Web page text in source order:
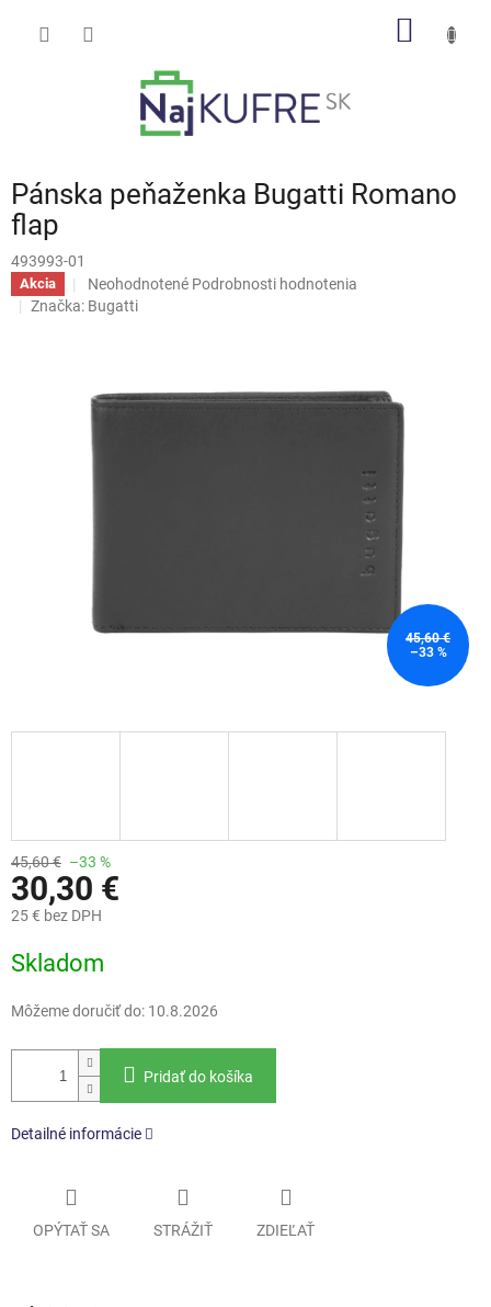
Pánska peňaženka Bugatti Romano
flap
493993-01
Akcia
Priemerné
hodnotenie
5
hviezdičiek.
Neohodnotené Podrobnosti hodnotenia
Značka: Bugatti
45,60 €
–33 %
45,60 € –33 %
30,30 €
25 € bez DPH
cena:
Skladom
Môžeme doručiť do: 10.8.2026
Pridať do košíka
Detailné informácie
OPÝTAŤ SA STRÁŽIŤ ZDIEĽAŤ